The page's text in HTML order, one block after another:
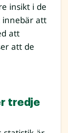
insikt i de
innebär att
att
att de
tredje